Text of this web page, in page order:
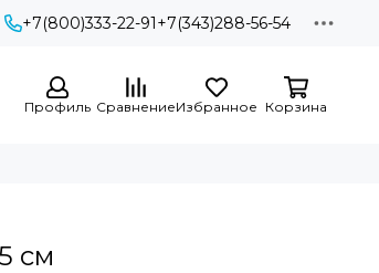
+7(800)333-22-91+7(343)288-56-54
Профиль СравнениеИзбранное Корзина
см